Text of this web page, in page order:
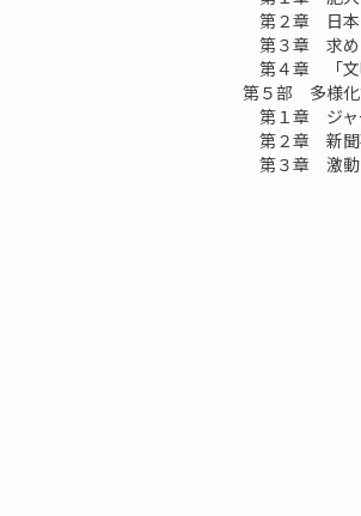
第２章 日本
第３章 求め
第４章 「文
第５部 多様化
第１章 ジャ
第２章 新聞
第３章 激動